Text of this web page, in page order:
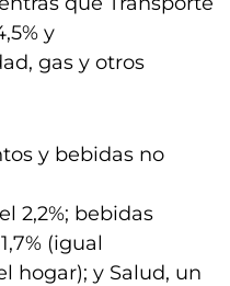
y
gas y otros
y bebidas no
2,2%; bebidas
(igual
hogar); y Salud, un